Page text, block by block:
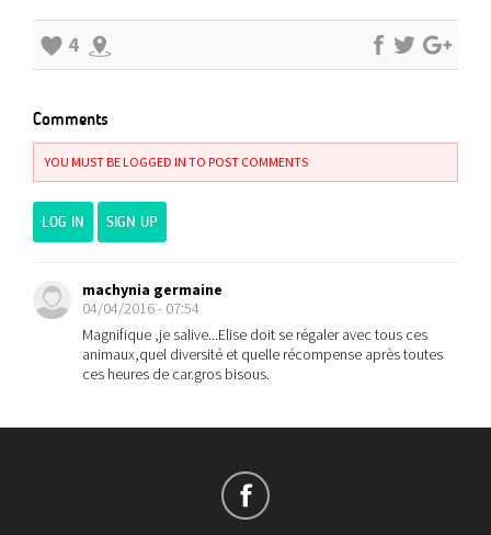
4
Comments
YOU MUST BE LOGGED IN TO POST COMMENTS
LOG IN SIGN UP
machynia germaine
04/04/2016 - 07:54
Magnifique ,je salive...Elise doit se régaler avec tous ces
animaux,quel diversité et quelle récompense après toutes
ces heures de car.gros bisous.